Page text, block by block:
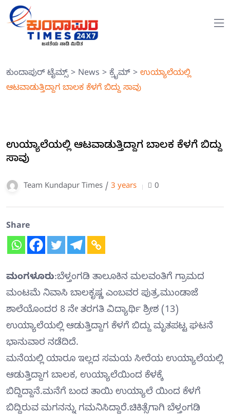
ಕುಂದಾಪುರ್ ಟೈಮ್ಸ್> News > ಕ್ರೈಮ್ > ಉಯ್ಯಾಲೆಯಲ್ಲಿ
ಆಟವಾಡುತ್ತಿದ್ದಾಗ ಬಾಲಕ ಕೆಳಗೆ ಬಿದ್ದು ಸಾವು
ಉಯ್ಯಾಲೆಯಲ್ಲಿ ಆಟವಾಡುತ್ತಿದ್ದಾಗ ಬಾಲಕ ಕೆಳಗೆ ಬಿದ್ದು
ಸಾವು
Team Kundapur Times / 3 years 0
Share
ಮಂಗಳೂರು:ಬೆಳ್ತಂಗಡಿ ತಾಲೂಕಿನ ಮಲವಂತಿಗೆ ಗ್ರಾಮದ
ಮಂಟಮೆ ನಿವಾಸಿ ಬಾಲಕೃಷ್ಣ ಎಂಬವರ ಪುತ್ರ,ಮುಂಡಾಜೆ
ಶಾಲೆಯೊಂದರ 8 ನೇ ತರಗತಿ ವಿದ್ಯಾರ್ಥಿ ಶ್ರೀಶ (13)
ಉಯ್ಯಾಲೆಯಲ್ಲಿ ಆಡುತ್ತಿದ್ದಾಗ ಕೆಳಗೆ ಬಿದ್ದು ಮೃತಪಟ್ಟ ಘಟನೆ
ಭಾನುವಾರ ನಡೆದಿದೆ.
ಮನೆಯಲ್ಲಿ ಯಾರೂ ಇಲ್ಲದ ಸಮಯ ಸೀರೆಯ ಉಯ್ಯಾಲೆಯಲ್ಲಿ
ಆಡುತ್ತಿದ್ದಾಗ ಬಾಲಕ, ಉಯ್ಯಾಲೆಯಿಂದ ಕೆಳಕ್ಕೆ
ಬಿದ್ದಿದ್ದಾನೆ.ಮನೆಗೆ ಬಂದ ತಾಯಿ ಉಯ್ಯಾಲೆ ಯಿಂದ ಕೆಳಗೆ
ಬಿದ್ದಿರುವ ಮಗನನ್ನು ಗಮನಿಸಿದ್ದಾರೆ.ಚಿಕಿತ್ಸೆಗಾಗಿ ಬೆಳ್ತಂಗಡಿ